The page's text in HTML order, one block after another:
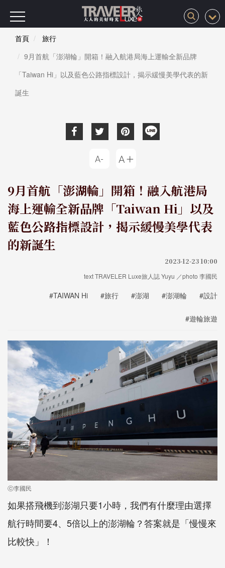
首頁
旅行
9月首航「澎湖輪」開箱！融入航港局海上運輸全新品牌
「Taiwan Hi」以及藍色公路指標設計，揭示緩慢美學代表的新
誕生
9月首航「澎湖輪」開箱！融入航港局
海上運輸全新品牌「Taiwan Hi」以及
藍色公路指標設計，揭示緩慢美學代表
的新誕生
2023-12-23 10:00
text TRAVELER Luxe旅人誌 Yuyu ／photo 李國民
#TAIWAN Hi #旅行 #澎湖 #澎湖輪 #設計
#遊輪旅遊
ⓒ李國民
如果搭飛機到澎湖只要1小時，我們有什麼理由選擇
航行時間要4、5倍以上的澎湖輪？答案就是「慢慢來
比較快」！